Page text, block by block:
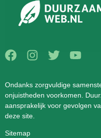
Ondanks zorgvuldige
onjuistheden voorkomen.
aansprakelijk voor gevolgen
deze site.
Sitemap